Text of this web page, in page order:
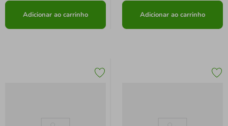
Adicionar ao carrinho Adicionar ao carrinho